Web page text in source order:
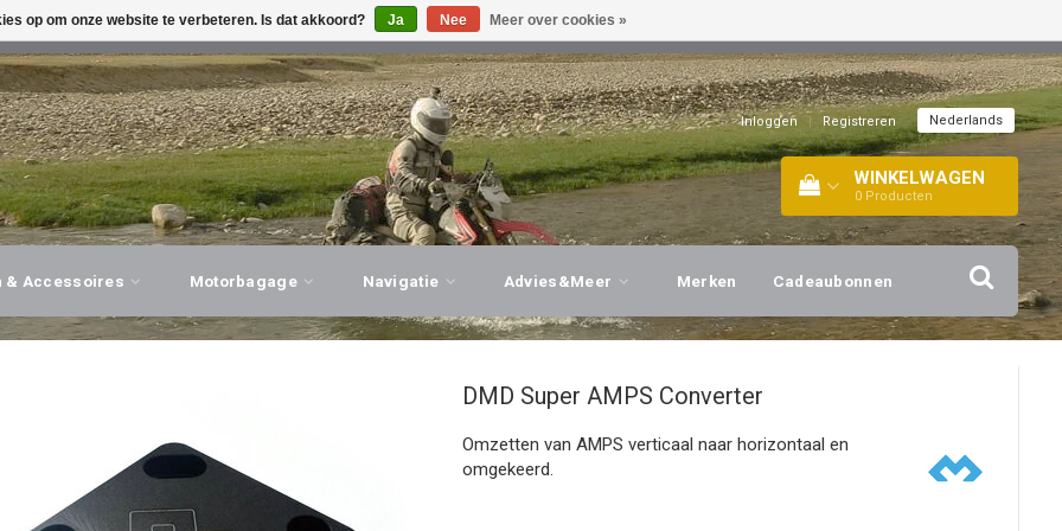
ADVIES, PERSOONLIJKE SERVICE! BEZOEK ONZE WINKEL!
Inloggen | Registreren Nederlands
WINKELWAGEN
0 Producten
& Accessoires Motorbagage Navigatie Advies&Meer Merken Cadeaubonnen
DMD Super AMPS Converter
Omzetten van AMPS verticaal naar horizontaal en
omgekeerd.
op om onze website te verbeteren. Is dat akkoord? Ja Nee Meer over cookies »